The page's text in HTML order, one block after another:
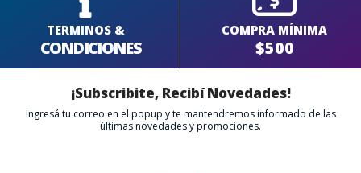
TERMINOS &
CONDICIONES
COMPRA MÍNIMA
$500
¡Subscribite, Recibí Novedades!
Ingresá tu correo en el popup y te mantendremos informado de las
últimas novedades y promociones.